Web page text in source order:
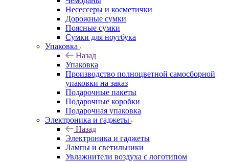
Несессеры и косметички
Дорожные сумки
Поясные сумки
Сумки для ноутбука
Упаковка
Назад
Упаковка
Производство полноцветной самосборной
упаковки на заказ
Подарочные пакеты
Подарочные коробки
Подарочная упаковка
Электроника и гаджеты
Назад
Электроника и гаджеты
Лампы и светильники
Увлажнители воздуха с логотипом